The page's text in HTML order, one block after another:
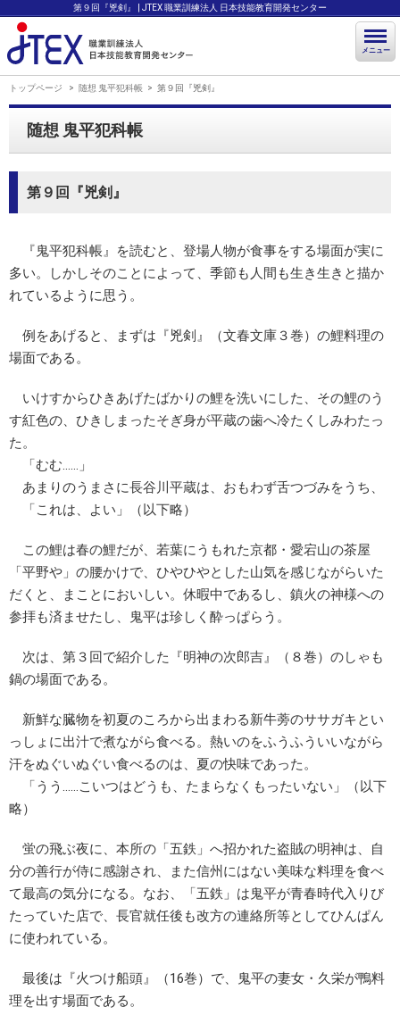
第９回『兇剣』 | JTEX 職業訓練法人 日本技能教育開発センター
メニュー
トップページ 随想 鬼平犯科帳 第９回『兇剣』
随想 鬼平犯科帳
第９回『兇剣』
『鬼平犯科帳』を読むと、登場人物が食事をする場面が実に
多い。しかしそのことによって、季節も人間も生き生きと描か
れているように思う。
例をあげると、まずは『兇剣』（文春文庫３巻）の鯉料理の
場面である。
いけすからひきあげたばかりの鯉を洗いにした、その鯉のう
す紅色の、ひきしまったそぎ身が平蔵の歯へ冷たくしみわたっ
た。
「むむ……」
あまりのうまさに長谷川平蔵は、おもわず舌つづみをうち、
「これは、よい」（以下略）
この鯉は春の鯉だが、若葉にうもれた京都・愛宕山の茶屋
「平野や」の腰かけで、ひやひやとした山気を感じながらいた
だくと、まことにおいしい。休暇中であるし、鎮火の神様への
参拝も済ませたし、鬼平は珍しく酔っぱらう。
次は、第３回で紹介した『明神の次郎吉』（８巻）のしゃも
鍋の場面である。
新鮮な臓物を初夏のころから出まわる新牛蒡のササガキとい
っしょに出汁で煮ながら食べる。熱いのをふうふういいながら
汗をぬぐいぬぐい食べるのは、夏の快味であった。
「うう……こいつはどうも、たまらなくもったいない」（以下
略）
蛍の飛ぶ夜に、本所の「五鉄」へ招かれた盗賊の明神は、自
分の善行が侍に感謝され、また信州にはない美味な料理を食べ
て最高の気分になる。なお、「五鉄」は鬼平が青春時代入りび
たっていた店で、長官就任後も改方の連絡所等としてひんぱん
に使われている。
最後は『火つけ船頭』（16巻）で、鬼平の妻女・久栄が鴨料
理を出す場面である。